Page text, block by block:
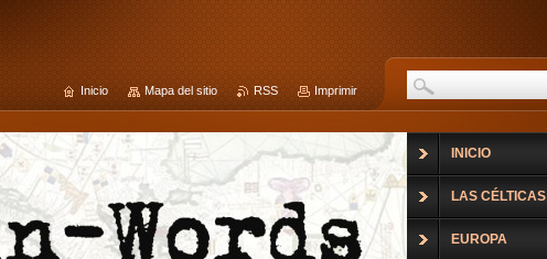
INICIO
LAS CÉLTICAS
EUROPA
Inicio Mapa del sitio RSS Imprimir